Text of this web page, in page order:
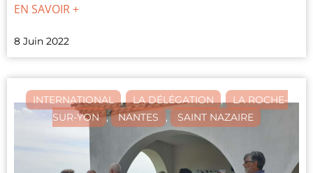
EN SAVOIR +
8 Juin 2022
INTERNATIONAL , LA DÉLÉGATION , LA ROCHE-
SUR-YON , NANTES , SAINT NAZAIRE